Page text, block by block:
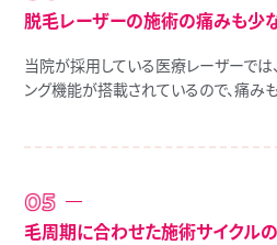
脱毛レーザーの施術の痛みも少
当院が採用している医療レーザーで
ング機能が搭載されているので、痛み
毛周期に合わせた施術サイクル